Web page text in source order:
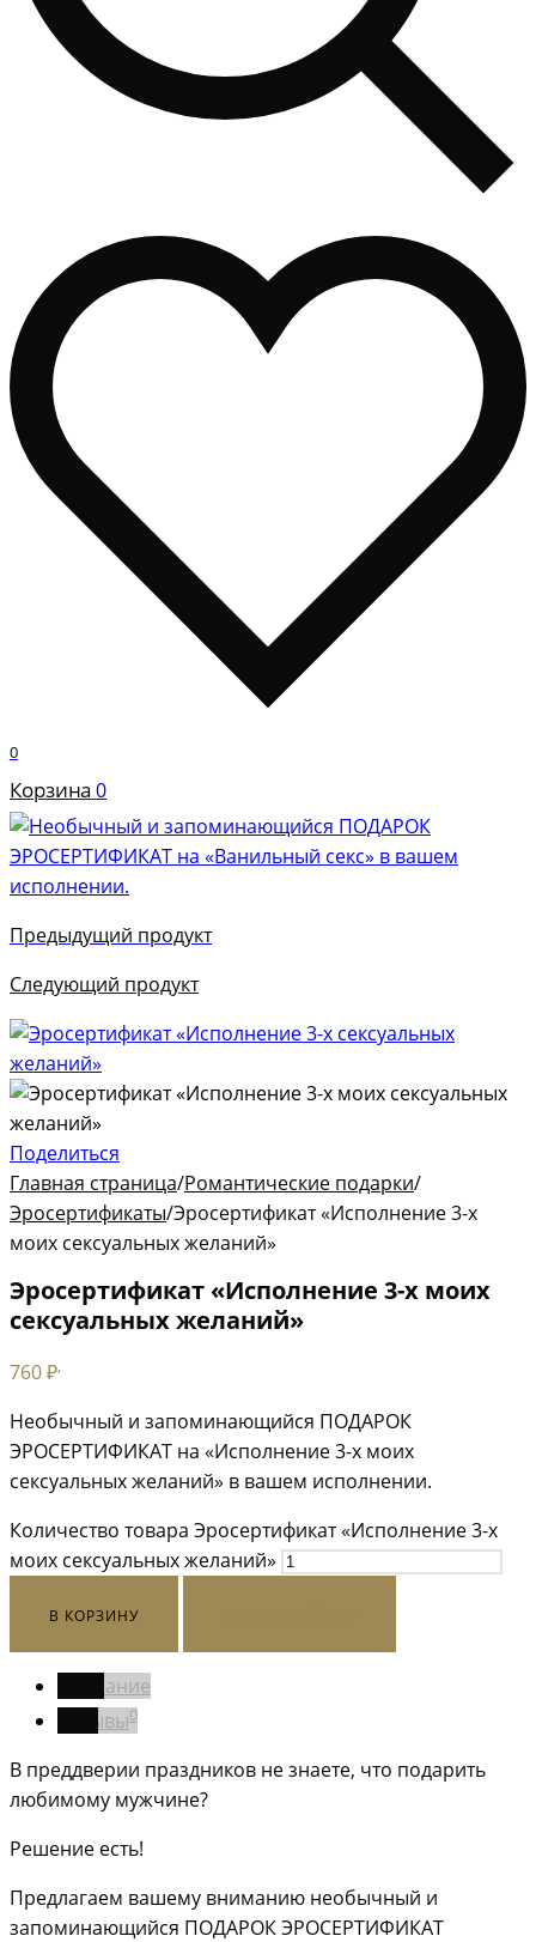
0
Корзина 0
Предыдущий продукт
Следующий продукт
Поделиться
Главная страница/Романтические подарки/
Эросертификаты/Эросертификат «Исполнение 3-х
моих сексуальных желаний»
Эросертификат «Исполнение 3-х моих
сексуальных желаний»
760₽,
Необычный и запоминающийся ПОДАРОК
ЭРОСЕРТИФИКАТ на «Исполнение 3-х моих
сексуальных желаний» в вашем исполнении.
Количество товара Эросертификат «Исполнение 3-х
моих сексуальных желаний»
В КОРЗИНУ
Описание
Отзывы0
В преддверии праздников не знаете, что подарить
любимому мужчине?
Решение есть!
Предлагаем вашему вниманию необычный и
запоминающийся ПОДАРОК ЭРОСЕРТИФИКАТ